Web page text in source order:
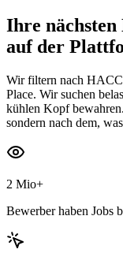
Ihre nächsten
auf der
Wir filtern nach
Place. Wir suchen
kühlen Kopf
sondern nach dem,
2 Mio+
Bewerber haben Jobs